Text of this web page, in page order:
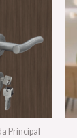
Principal